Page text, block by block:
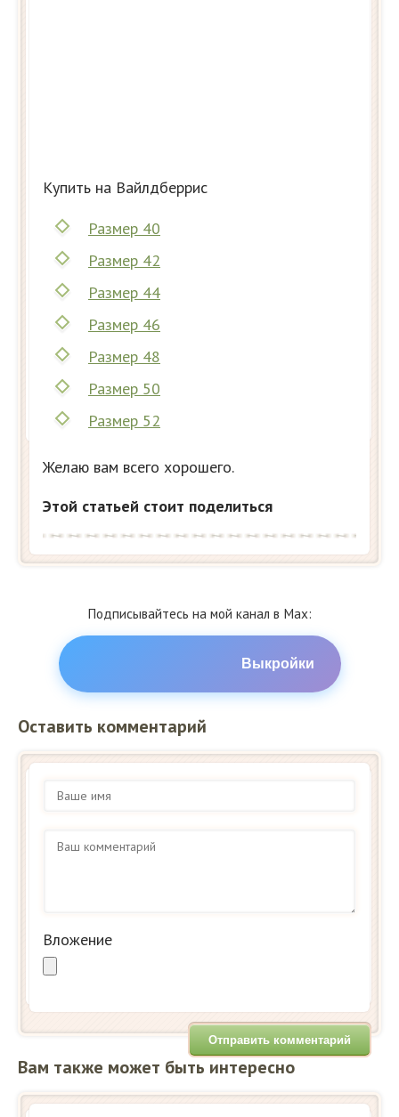
Купить на Вайлдберрис
Размер 40
Размер 42
Размер 44
Размер 46
Размер 48
Размер 50
Размер 52
Желаю вам всего хорошего.
Этой статьей стоит поделиться
Подписывайтесь на мой канал в Max:
Выкройки
Оставить комментарий
Вложение
Вам также может быть интересно